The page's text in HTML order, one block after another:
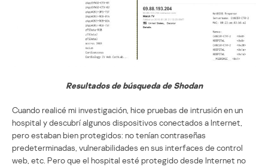
Resultados de búsqueda de Shodan
Cuando realicé mi investigación, hice pruebas de intrusión en un
hospital y descubrí algunos dispositivos conectados a Internet,
pero estaban bien protegidos: no tenían contraseñas
predeterminadas, vulnerabilidades en sus interfaces de control
web, etc. Pero que el hospital esté protegido desde Internet no